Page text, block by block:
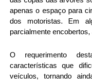
apenas o espaço para
dos motoristas. Em
parcialmente
O requerimento
características que
veículos, tornando